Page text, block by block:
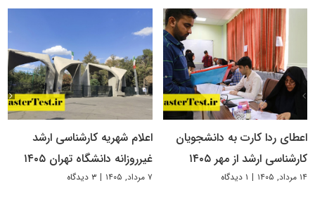
اعطای ردا کارت به دانشجویان
کارشناسی ارشد از مهر ۱۴۰۵
۱۴ مرداد, ۱۴۰۵ | ۱ دیدگاه
اعلام شهریه کارشناسی ارشد
غیرروزانه دانشگاه تهران ۱۴۰۵
۷ مرداد, ۱۴۰۵ | ۳ دیدگاه